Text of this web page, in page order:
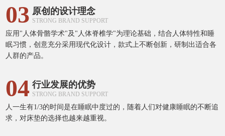
03 原创的设计理念
STRONG BRAND SUPPORT
应用"人体骨骼学术"及"人体脊椎学"为理论基础，结合人体特性和睡
眠习惯，创意充分采用现代化设计，款式上不断创新，研制出适合各
人群的产品。
04 行业发展的优势
STRONG BRAND SUPPORT
人一生有1/3的时间是在睡眠中度过的，随着人们对健康睡眠的不断追
求，对床垫的选择也越来越重视。